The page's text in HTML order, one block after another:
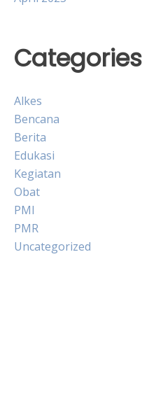
Categories
Alkes
Bencana
Berita
Edukasi
Kegiatan
Obat
PMI
PMR
Uncategorized